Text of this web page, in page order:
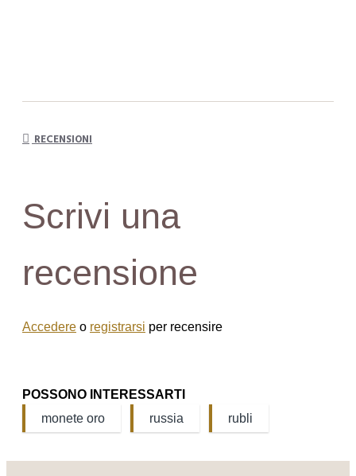
RECENSIONI
Scrivi una
recensione
Accedere o registrarsi per recensire
POSSONO INTERESSARTI
monete oro
russia rubli